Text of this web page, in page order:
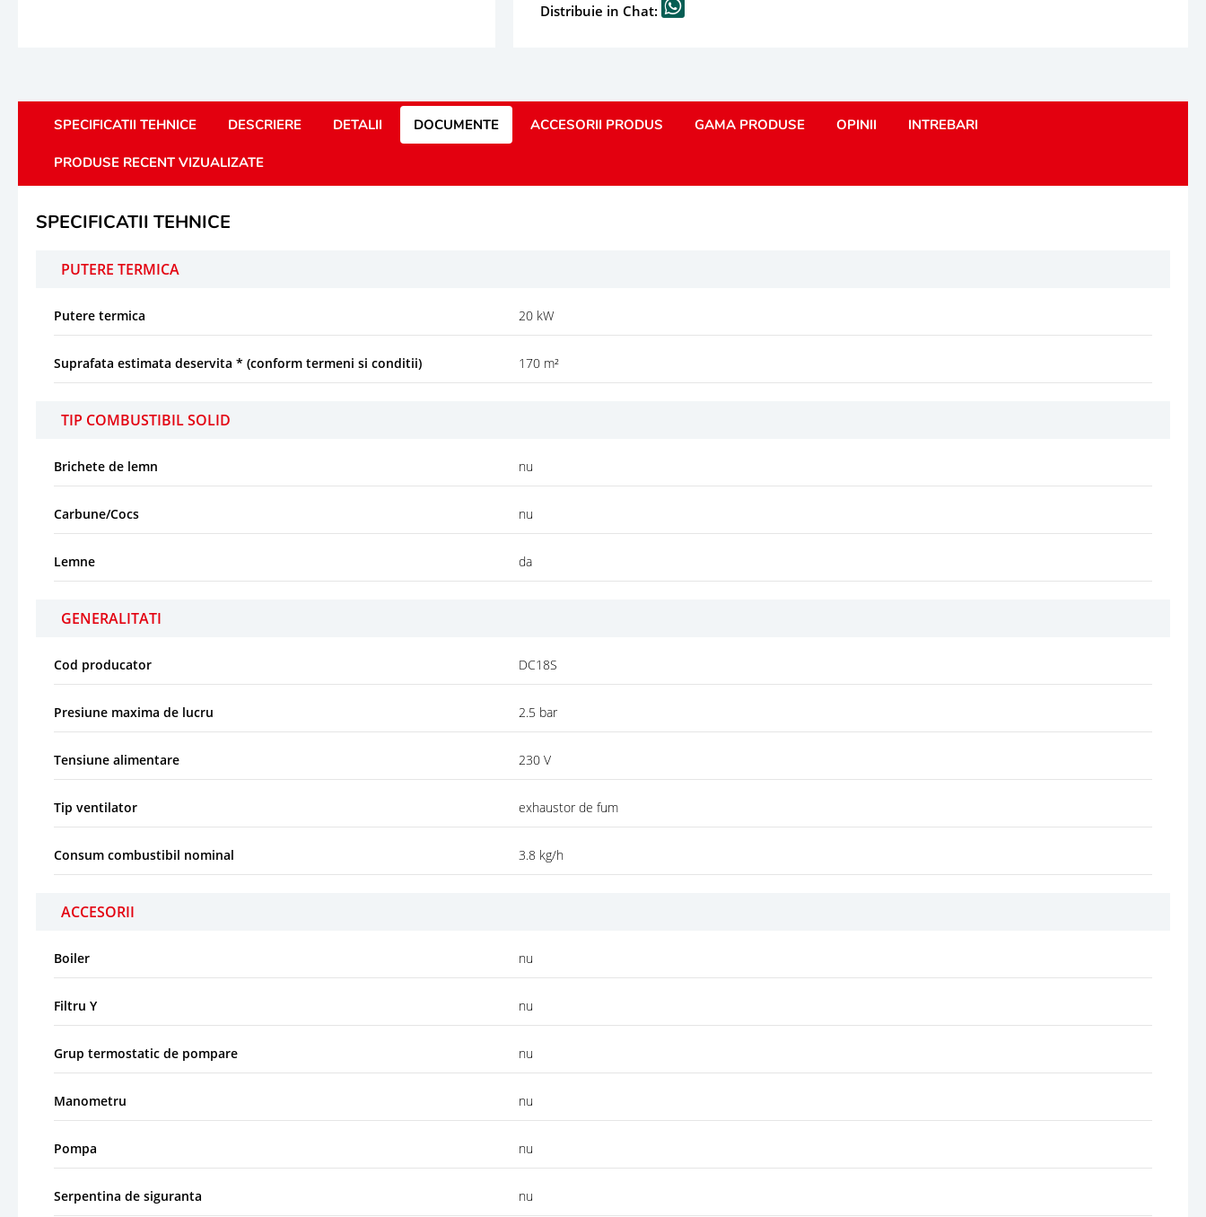
Distribuie in Chat:
SPECIFICATII TEHNICE DESCRIERE DETALII DOCUMENTE ACCESORII PRODUS GAMA PRODUSE OPINII INTREBARI
PRODUSE RECENT VIZUALIZATE
SPECIFICATII TEHNICE
PUTERE TERMICA
Putere termica 20 kW
Suprafata estimata deservita * (conform termeni si conditii) 170 m²
TIP COMBUSTIBIL SOLID
Brichete de lemn nu
Carbune/Cocs nu
Lemne da
GENERALITATI
Cod producator DC18S
Presiune maxima de lucru 2.5 bar
Tensiune alimentare 230 V
Tip ventilator exhaustor de fum
Consum combustibil nominal 3.8 kg/h
ACCESORII
Boiler nu
Filtru Y nu
Grup termostatic de pompare nu
Manometru nu
Pompa nu
Serpentina de siguranta nu